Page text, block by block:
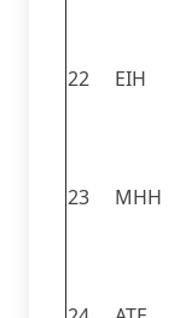
22 EIH
23 MHH